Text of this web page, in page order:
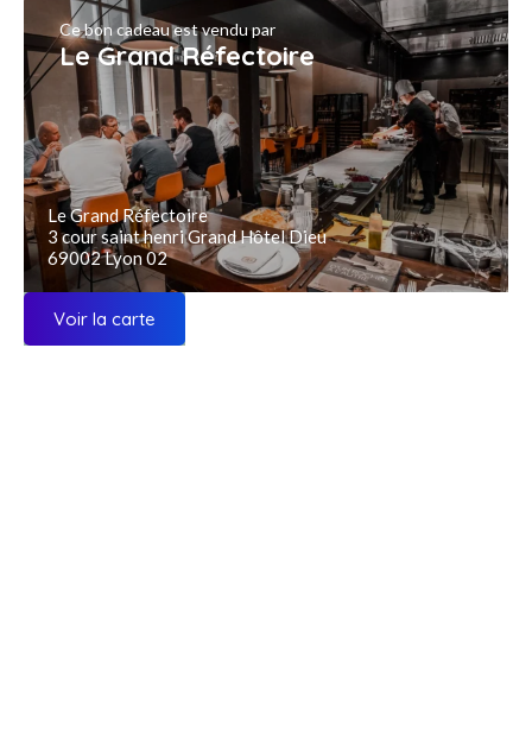
Ce bon cadeau est vendu par
Le Grand Réfectoire
Le Grand Réfectoire
3 cour saint henri Grand Hôtel Dieu
69002 Lyon 02
Voir la carte